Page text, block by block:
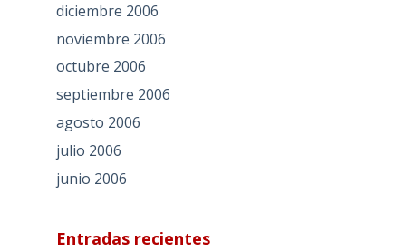
diciembre 2006
noviembre 2006
octubre 2006
septiembre 2006
agosto 2006
julio 2006
junio 2006
Entradas recientes